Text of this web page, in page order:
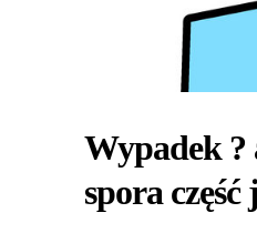
Wypadek ?
spora część